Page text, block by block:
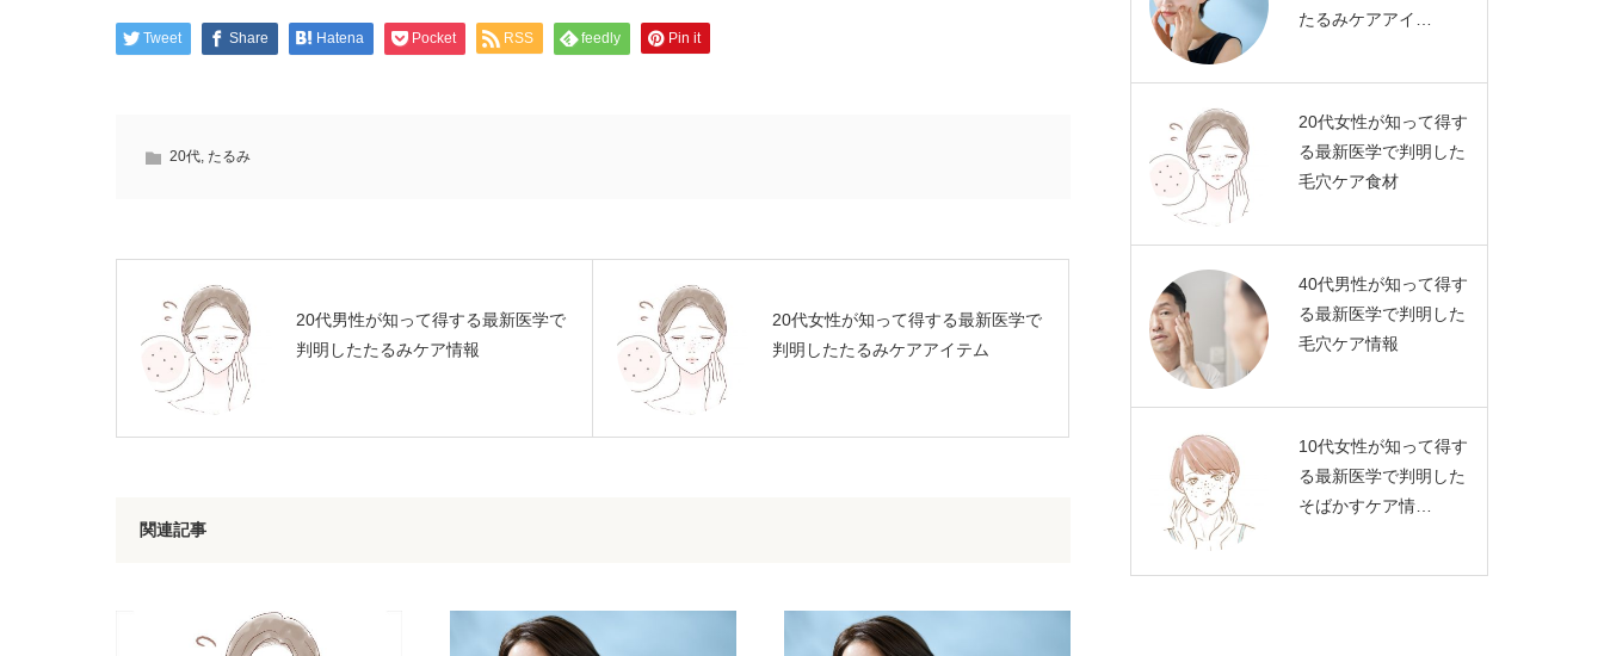
Tweet Share Hatena Pocket RSS feedly Pin it
20代, たるみ
20代男性が知って得する最新医学で
判明したたるみケア情報
20代女性が知って得する最新医学で
判明したたるみケアアイテム
関連記事
たるみケアアイ…
20代女性が知って得す
る最新医学で判明した
毛穴ケア食材
40代男性が知って得す
る最新医学で判明した
毛穴ケア情報
10代女性が知って得す
る最新医学で判明した
そばかすケア情…